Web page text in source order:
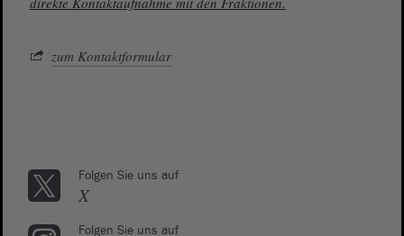
zum Kontaktformular
Folgen Sie uns auf
X
Folgen Sie uns auf